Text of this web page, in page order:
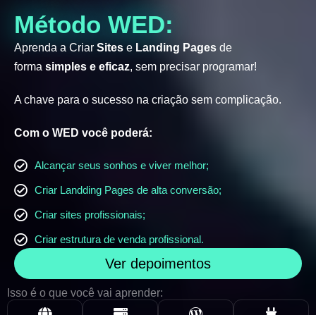
Método WED:
Aprenda a Criar Sites e Landing Pages de
forma simples e eficaz, sem precisar programar!
A chave para o sucesso na criação sem complicação.
Com o WED você poderá:
Alcançar seus sonhos e viver melhor;
Criar Landding Pages de alta conversão;
Criar sites profissionais;
Criar estrutura de venda profissional.
Ver depoimentos
Isso é o que você vai aprender: